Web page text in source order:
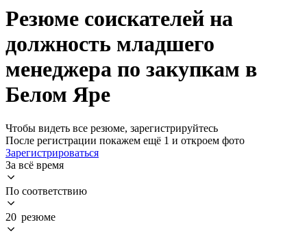
Резюме соискателей на
должность младшего
менеджера по закупкам в
Белом Яре
Чтобы видеть все резюме, зарегистрируйтесь
После регистрации покажем ещё 1 и откроем фото
Зарегистрироваться
За всё время
По соответствию
20 резюме